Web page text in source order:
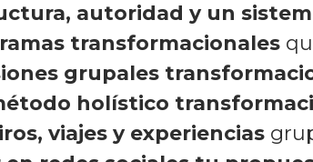
autoridad y un
transformacionales
grupales
holístico
viajes y experiencias